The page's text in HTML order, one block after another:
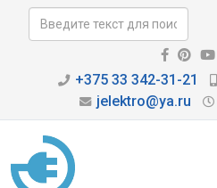
+375 33 342-31-21
jelektro@ya.ru